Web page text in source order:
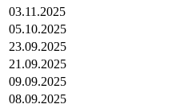
03.11.2025
05.10.2025
23.09.2025
21.09.2025
09.09.2025
08.09.2025